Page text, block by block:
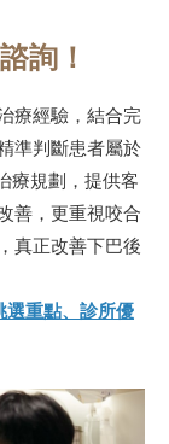
詢！
療經驗，結合完
準判斷患者屬於
療規劃，提供客
善，更重視咬合
真正改善下巴後
選重點、診所優